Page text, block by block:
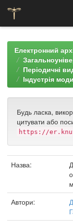
navigationЕлектронний
Періодичні
Індустрія
Будь ласка,
цитувати або
https://
Назва:
Автори: